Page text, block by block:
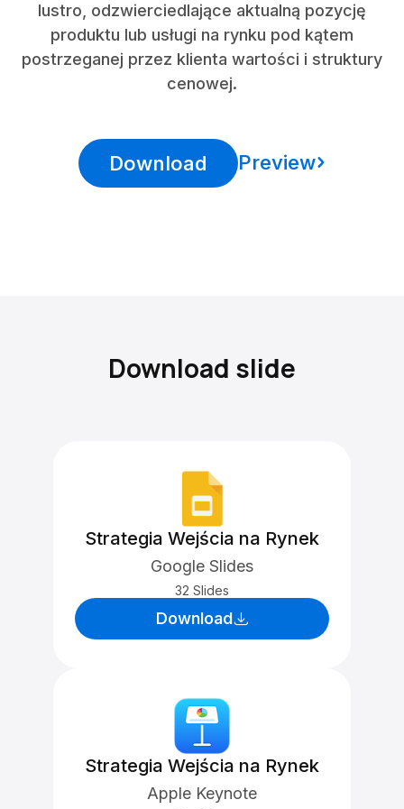
lustro, odzwierciedlające aktualną pozycję
produktu lub usługi na rynku pod kątem
postrzeganej przez klienta wartości i struktury
cenowej.
Download Preview
Download slide
Strategia Wejścia na Rynek
Google Slides
32 Slides
Download
Strategia Wejścia na Rynek
Apple Keynote